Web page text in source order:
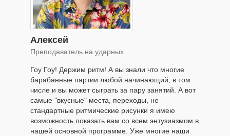
Алексей
Преподаватель на ударных
Гоу Гоу! Держим ритм! А вы знали что многие
барабанные партии любой начинающий, в том
числе и вы может сыграть за пару занятий. А вот
самые "вкусные" места, переходы, не
стандартные ритмические рисунки я имею
возможность показать вам со всем энтузиазмом в
нашей основной программе. Уже многие наши